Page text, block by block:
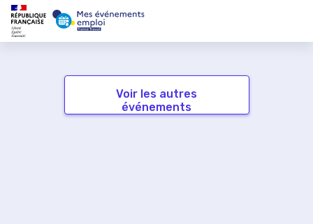
Voir les autres
événements